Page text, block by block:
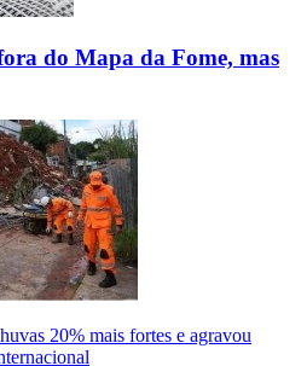
do Mapa da Fome, mas
20% mais fortes e agravou